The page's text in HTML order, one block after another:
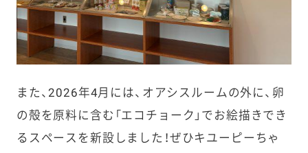
また、2026年4月には、オアシスルームの外に、卵
の殻を原料に含む「エコチョーク」でお絵描きでき
るスペースを新設しました！ぜひキユーピーちゃ